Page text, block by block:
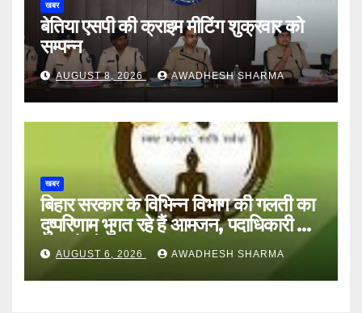
खबर
बेतिया एसपी की क्राइम मीटिंग शुक्रवार को
सम्पन्न
AUGUST 8, 2026 AWADHESH SHARMA
खबर
बिहार सरकार के विभिन्न विभाग की गलती का
दुष्परिणाम भुगत रहे हैं आमजन, पदाधिकारी और
अन्य हैं मौन
AUGUST 6, 2026 AWADHESH SHARMA